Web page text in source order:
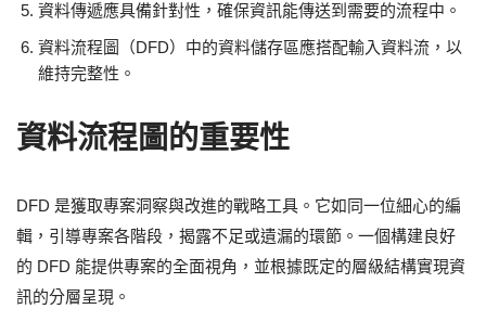
資料傳遞應具備針對性，確保資訊能傳送到需要的流程中。
資料流程圖（DFD）中的資料儲存區應搭配輸入資料流，以
維持完整性。
資料流程圖的重要性
DFD 是獲取專案洞察與改進的戰略工具。它如同一位細心的編
輯，引導專案各階段，揭露不足或遺漏的環節。一個構建良好
的 DFD 能提供專案的全面視角，並根據既定的層級結構實現資
訊的分層呈現。